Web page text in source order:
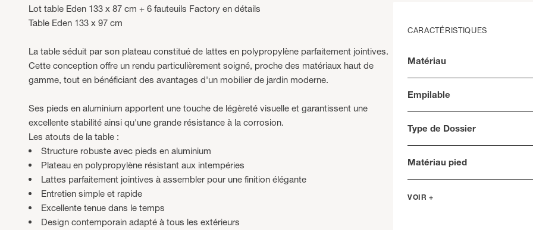
Lot table Eden 133 x 87 cm + 6 fauteuils Factory en détails
Table Eden 133 x 97 cm
La table séduit par son plateau constitué de lattes en polypropylène parfaitement jointives.
Cette conception offre un rendu particulièrement soigné, proche des matériaux haut de
gamme, tout en bénéficiant des avantages d'un mobilier de jardin moderne.
Ses pieds en aluminium apportent une touche de légèreté visuelle et garantissent une
excellente stabilité ainsi qu'une grande résistance à la corrosion.
Les atouts de la table :
Structure robuste avec pieds en aluminium
Plateau en polypropylène résistant aux intempéries
Lattes parfaitement jointives à assembler pour une finition élégante
Entretien simple et rapide
Excellente tenue dans le temps
Design contemporain adapté à tous les extérieurs
CARACTÉRISTIQUES
Matériau
Empilable
Type de Dossier
Matériau pied
VOIR +